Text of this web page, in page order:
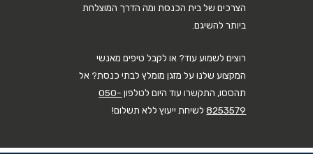
הצרכים של בית הכנסת ומה הדרך המוצלחת
ביותר להשיגם.
רוצים לשמוע עוד? או לקבל טיפים מאנשי
המקצוע שלנו על מזגן מומלץ לבתי כנסת? אל
תהססו, התקשרו עוד היום לטלפון 050-
8253579לשיחת ייעוץ ללא תשלום!